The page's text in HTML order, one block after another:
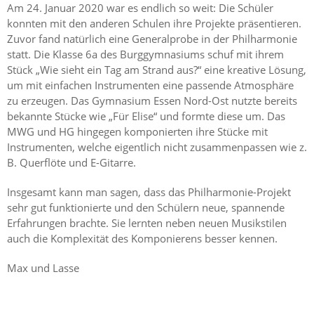
Am 24. Januar 2020 war es endlich so weit: Die Schüler
konnten mit den anderen Schulen ihre Projekte präsentieren.
Zuvor fand natürlich eine Generalprobe in der Philharmonie
statt. Die Klasse 6a des Burggymnasiums schuf mit ihrem
Stück „Wie sieht ein Tag am Strand aus?“ eine kreative Lösung,
um mit einfachen Instrumenten eine passende Atmosphäre
zu erzeugen. Das Gymnasium Essen Nord-Ost nutzte bereits
bekannte Stücke wie „Für Elise“ und formte diese um. Das
MWG und HG hingegen komponierten ihre Stücke mit
Instrumenten, welche eigentlich nicht zusammenpassen wie z.
B. Querflöte und E-Gitarre.
Insgesamt kann man sagen, dass das Philharmonie-Projekt
sehr gut funktionierte und den Schülern neue, spannende
Erfahrungen brachte. Sie lernten neben neuen Musikstilen
auch die Komplexität des Komponierens besser kennen.
Max und Lasse